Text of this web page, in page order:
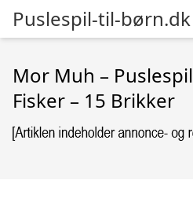
Puslespil-til-børn.dk
Mor Muh –
Fisker – 15 Brikker